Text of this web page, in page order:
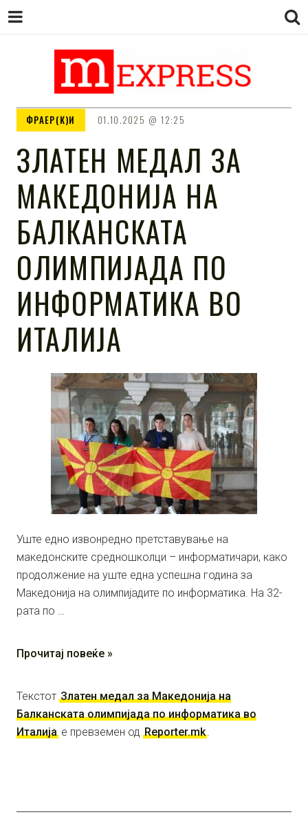
M EXPRESS
ФРАЕР(К)И 01.10.2025 12:25
ЗЛАТЕН МЕДАЛ ЗА
МАКЕДОНИЈА НА
БАЛКАНСКАТА
ОЛИМПИЈАДА ПО
ИНФОРМАТИКА ВО
ИТАЛИЈА
Уште едно извонредно претставување на
македонските средношколци – информатичари, како
продолжение на уште една успешна година за
Македонија на олимпијадите по информатика. На 32-
рата по …
Прочитај повеќе »
Текстот Златен медал за Македонија на
Балканската олимпијада по информатика во
Италија е превземен од Reporter.mk.